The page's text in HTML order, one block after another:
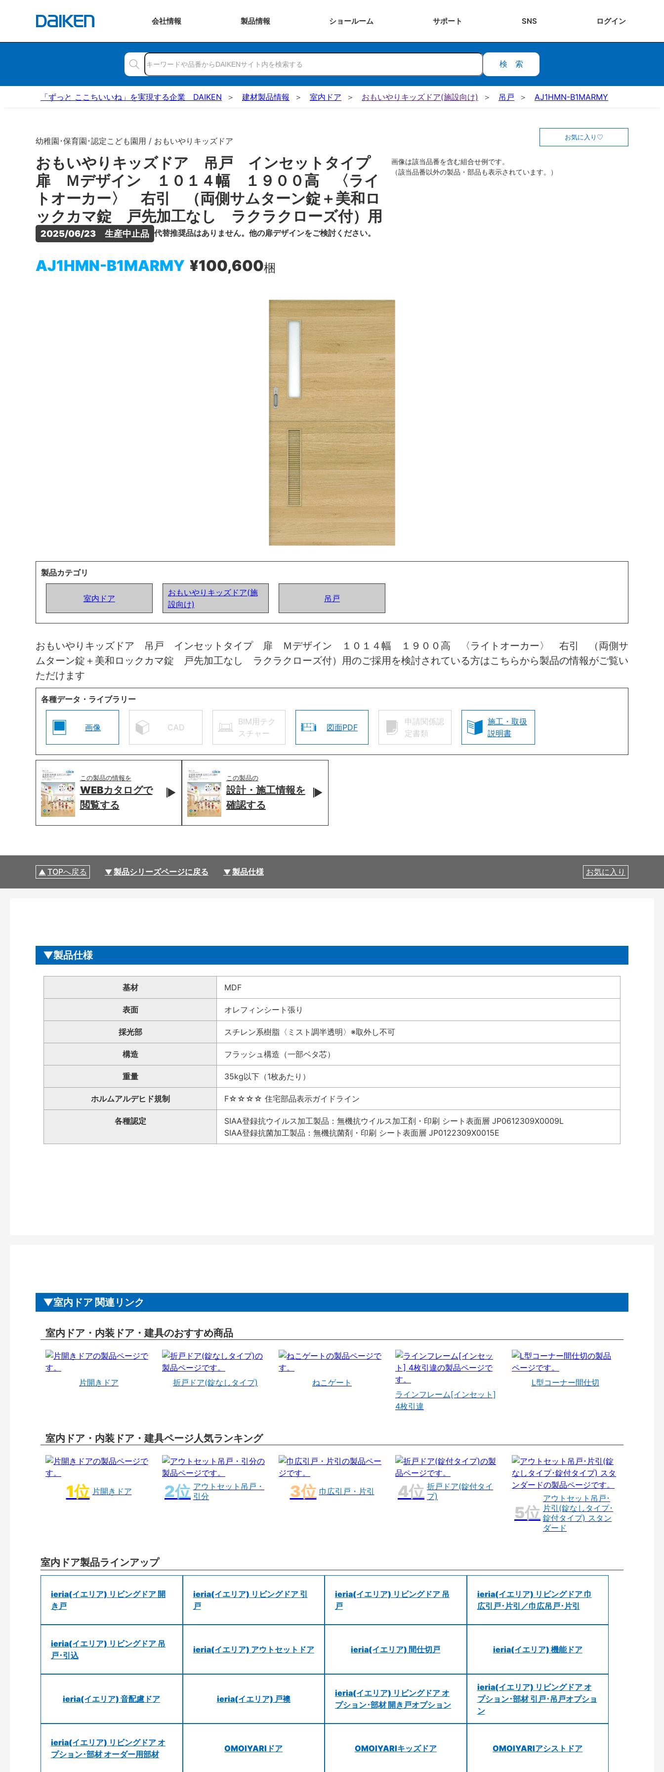
会社情報 製品情報 ショールーム サポート SNS ログイン
検索
「ずっと ここちいいね」を実現する企業 DAIKEN 建材製品情報 室内ドア おもいやりキッズドア(施設向け) 吊戸 AJ1HMN-B1MARMY
幼稚園･保育園･認定こども園用 / おもいやりキッズドア
おもいやりキッズドア 吊戸 インセットタイプ
扉 Ｍデザイン １０１４幅 １９００高 〈ライ
トオーカー〉 右引 （両側サムターン錠＋美和ロ
ックカマ錠 戸先加工なし ラクラクローズ付）用
2025/06/23　生産中止品 代替推奨品はありません。他の扉デザインをご検討ください。
AJ1HMN-B1MARMY ¥100,600梱
お気に入り
画像は該当品番を含む組合せ例です。
（該当品番以外の製品・部品も表示されています。）
製品カテゴリ
室内ドア
おもいやりキッズドア(施
設向け)
吊戸
おもいやりキッズドア 吊戸 インセットタイプ 扉 Ｍデザイン １０１４幅 １９００高 〈ライトオーカー〉 右引 （両側サ
ムターン錠＋美和ロックカマ錠 戸先加工なし ラクラクローズ付）用のご採用を検討されている方はこちらから製品の情報がご覧い
ただけます
各種データ・ライブラリー
画像 CAD
BIM用テク
スチャー
図面PDF
申請関係認
定書類
施工・取扱
説明書
この製品の情報を
WEBカタログで
閲覧する
この製品の
設計・施工情報を
確認する
TOPへ戻る 製品シリーズページに戻る 製品仕様 お気に入り
製品仕様
基材 MDF
表面 オレフィンシート張り
採光部 スチレン系樹脂〈ミスト調半透明〉※取外し不可
構造 フラッシュ構造（一部ベタ芯）
重量 35kg以下（1枚あたり）
ホルムアルデヒド規制 F☆☆☆☆ 住宅部品表示ガイドライン
各種認定
SIAA登録抗ウイルス加工製品：無機抗ウイルス加工剤・印刷 シート表面層 JP0612309X0009L
SIAA登録抗菌加工製品：無機抗菌剤・印刷 シート表面層 JP0122309X0015E
室内ドア 関連リンク
室内ドア・内装ドア・建具のおすすめ商品
片開きドア 折戸ドア(錠なしタイプ)
ねこゲート
ラインフレーム[インセット]
4枚引違
L型コーナー間仕切
室内ドア・内装ドア・建具ページ人気ランキング
片開きドア
アウトセット吊戸・
引分
巾広引戸・片引
折戸ドア(錠付タイ
プ)
アウトセット吊戸･
片引(錠なしタイプ･
錠付タイプ) スタン
ダード
室内ドア製品ラインアップ
ieria(イエリア) リビングドア 開
き戸
ieria(イエリア) リビングドア 引
戸
ieria(イエリア) リビングドア 吊
戸
ieria(イエリア) リビングドア 巾
広引戸･片引／巾広吊戸･片引
ieria(イエリア) リビングドア 吊
戸･引込
ieria(イエリア) アウトセットドア ieria(イエリア) 間仕切戸 ieria(イエリア) 機能ドア
ieria(イエリア) 音配慮ドア ieria(イエリア) 戸襖
ieria(イエリア) リビングドア オ
プション･部材 開き戸オプション
ieria(イエリア) リビングドア オ
プション･部材 引戸･吊戸オプショ
ン
ieria(イエリア) リビングドア オ
プション･部材 オーダー用部材
OMOIYARIドア OMOIYARIキッズドア OMOIYARIアシストドア